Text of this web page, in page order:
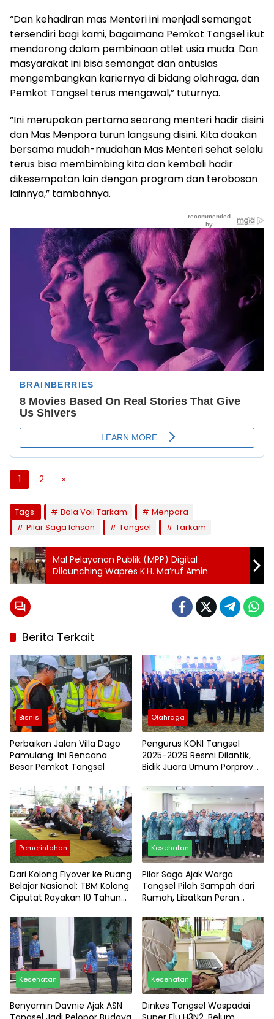
“Dan kehadiran mas Menteri ini menjadi semangat
tersendiri bagi kami, bagaimana Pemkot Tangsel ikut
mendorong dalam pembinaan atlet usia muda. Dan
masyarakat ini bisa semangat dan antusias
mengembangkan kariernya di bidang olahraga, dan
Pemkot Tangsel terus mengawal,” tuturnya.
“Ini merupakan pertama seorang menteri hadir disini
dan Mas Menpora turun langsung disini. Kita doakan
bersama mudah-mudahan Mas Menteri sehat selalu
terus bisa membimbing kita dan kembali hadir
dikesempatan lain dengan program dan terobosan
lainnya,” tambahnya.
1 2 »
Tags: Bola Voli Tarkam
Menpora
Pilar Saga Ichsan
Tangsel Tarkam
Mal Pelayanan Publik (MPP) Digital
Dilaunching Wapres K.H. Ma’ruf Amin
Berita Terkait
Bisnis
Perbaikan Jalan Villa Dago
Pamulang: Ini Rencana
Besar Pemkot Tangsel
Olahraga
Pengurus KONI Tangsel
2025-2029 Resmi Dilantik,
Bidik Juara Umum Porprov
Pemerintahan
Dari Kolong Flyover ke Ruang
Belajar Nasional: TBM Kolong
Ciputat Rayakan 10 Tahun
Ternama
Kesehatan
Pilar Saga Ajak Warga
Tangsel Pilah Sampah dari
Rumah, Libatkan Peran
Kesehatan
Benyamin Davnie Ajak ASN
Kesehatan
Dinkes Tangsel Waspadai